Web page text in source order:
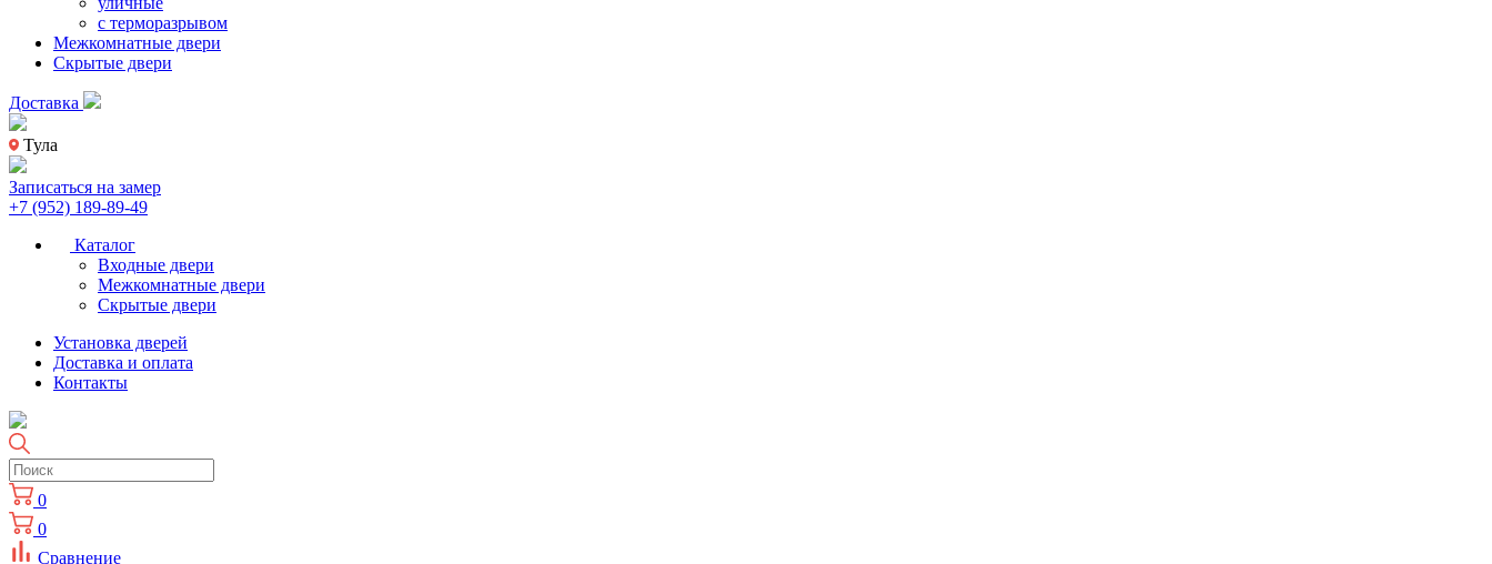
с терморазрывом
Межкомнатные двери
Скрытые двери
Доставка
Тула
Записаться на замер
+7 (952) 189-89-49
Каталог
Входные двери
Межкомнатные двери
Скрытые двери
Установка дверей
Доставка и оплата
Контакты
0
0
Сравнение